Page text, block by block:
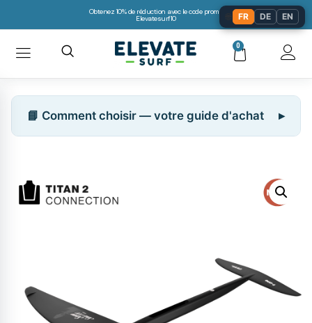
Obtenez 10% de réduction avec le code promo:
Elevatesurf10
0
📘 Comment choisir — votre guide d'achat
FR DE EN